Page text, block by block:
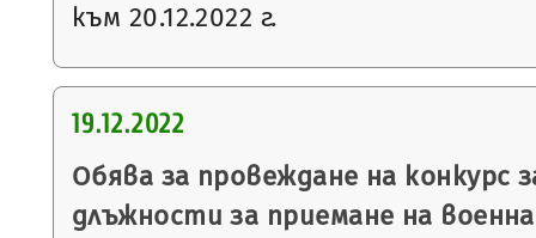
към 20.12.2022 г.
19.12.2022
Обява за провеждане на конкурс
длъжности за приемане на